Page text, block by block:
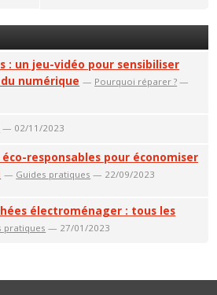
: un jeu-vidéo pour sensibiliser
numérique — Pourquoi réparer ? —
— 02/11/2023
éco-responsables pour économiser
— Guides pratiques — 22/09/2023
électroménager : tous les
pratiques — 27/01/2023